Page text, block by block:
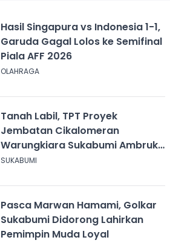
Hasil Singapura vs Indonesia 1-1,
Garuda Gagal Lolos ke Semifinal
Piala AFF 2026
OLAHRAGA
Tanah Labil, TPT Proyek
Jembatan Cikalomeran
Warungkiara Sukabumi Ambruk
Saat Pengurugan
SUKABUMI
Pasca Marwan Hamami, Golkar
Sukabumi Didorong Lahirkan
Pemimpin Muda Loyal